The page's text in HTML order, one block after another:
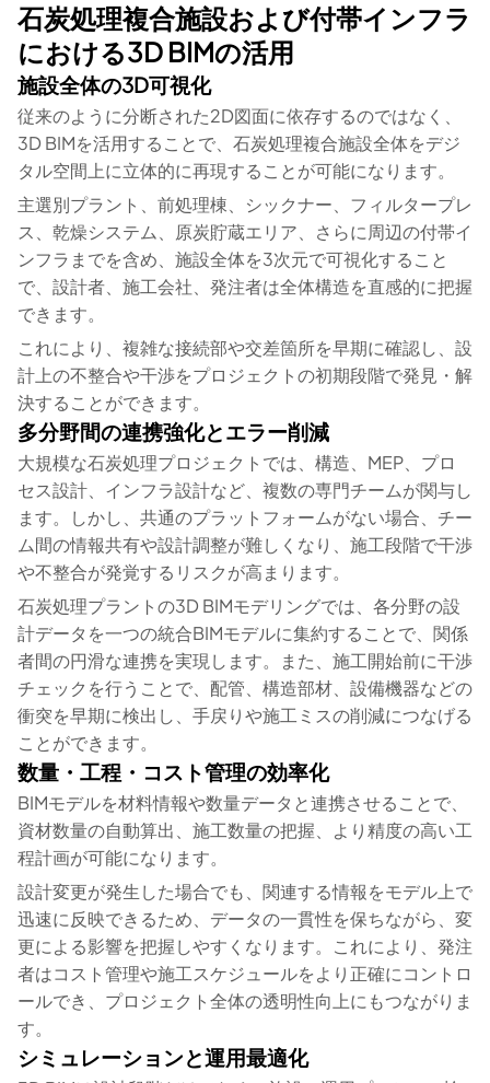
石炭処理複合施設および付帯インフラ
における3D BIMの活用
施設全体の3D可視化
従来のように分断された2D図面に依存するのではなく、
3D BIMを活用することで、石炭処理複合施設全体をデジ
タル空間上に立体的に再現することが可能になります。
主選別プラント、前処理棟、シックナー、フィルタープレ
ス、乾燥システム、原炭貯蔵エリア、さらに周辺の付帯イ
ンフラまでを含め、施設全体を3次元で可視化すること
で、設計者、施工会社、発注者は全体構造を直感的に把握
できます。
これにより、複雑な接続部や交差箇所を早期に確認し、設
計上の不整合や干渉をプロジェクトの初期段階で発見・解
決することができます。
多分野間の連携強化とエラー削減
大規模な石炭処理プロジェクトでは、構造、MEP、プロ
セス設計、インフラ設計など、複数の専門チームが関与し
ます。しかし、共通のプラットフォームがない場合、チー
ム間の情報共有や設計調整が難しくなり、施工段階で干渉
や不整合が発覚するリスクが高まります。
石炭処理プラントの3D BIMモデリングでは、各分野の設
計データを一つの統合BIMモデルに集約することで、関係
者間の円滑な連携を実現します。また、施工開始前に干渉
チェックを行うことで、配管、構造部材、設備機器などの
衝突を早期に検出し、手戻りや施工ミスの削減につなげる
ことができます。
数量・工程・コスト管理の効率化
BIMモデルを材料情報や数量データと連携させることで、
資材数量の自動算出、施工数量の把握、より精度の高い工
程計画が可能になります。
設計変更が発生した場合でも、関連する情報をモデル上で
迅速に反映できるため、データの一貫性を保ちながら、変
更による影響を把握しやすくなります。これにより、発注
者はコスト管理や施工スケジュールをより正確にコントロ
ールでき、プロジェクト全体の透明性向上にもつながりま
す。
シミュレーションと運用最適化